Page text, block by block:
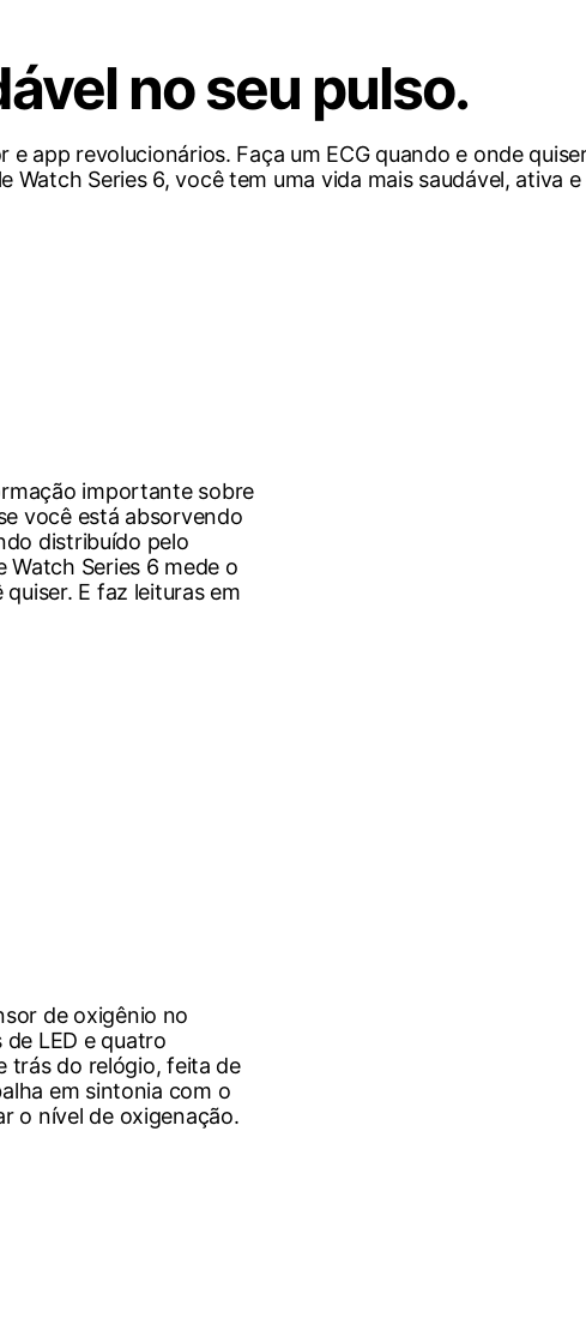
no seu pulso.
app revolucionários. Faça um ECG quando e onde
Watch Series 6, você tem uma vida mais saudável, ativa
importante sobre
você está absorvendo
distribuído pelo
Series 6 mede o
E faz leituras em
de oxigênio no
LED e quatro
trás do relógio, feita de
em sintonia com o
o nível de oxigenação.